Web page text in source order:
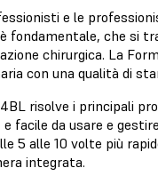
e le
fondamentale, che si
chirurgica. La
con una qualità di
risolve i principali
facile da usare e
5 alle 10 volte più
integrata.